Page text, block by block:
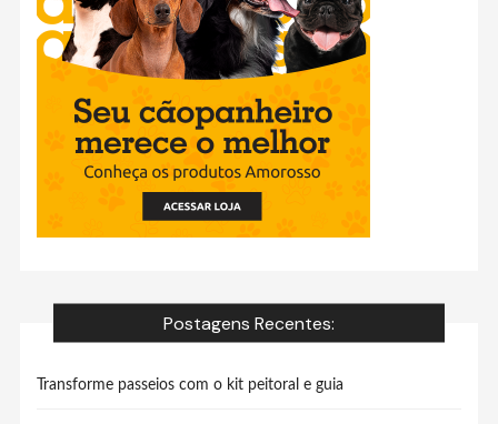
Postagens Recentes:
Transforme passeios com o kit peitoral e guia